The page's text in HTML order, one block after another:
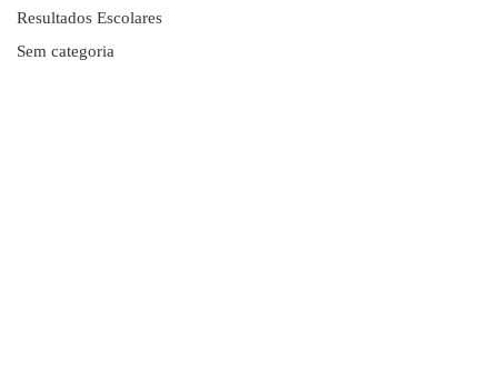
Resultados Escolares
Sem categoria